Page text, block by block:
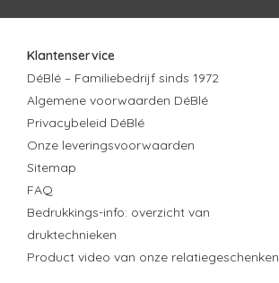
Klantenservice
DéBlé – Familiebedrijf sinds 1972
Algemene voorwaarden DéBlé
Privacybeleid DéBlé
Onze leveringsvoorwaarden
Sitemap
FAQ
Bedrukkings-info: overzicht van
druktechnieken
Product video van onze relatiegeschenken